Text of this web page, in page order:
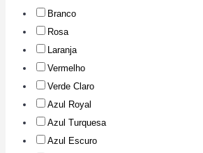
Branco
Rosa
Laranja
Vermelho
Verde Claro
Azul Royal
Azul Turquesa
Azul Escuro